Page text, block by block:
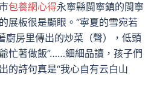
包養網心得永寧縣閩寧鎮的閩寧
展板很是顯眼。“寧夏的雪宛若
廚房里傳出的炒菜（聲），低頭
忙著做飯”……細細品讀，孩子們
的詩句真是“我心自有云白山